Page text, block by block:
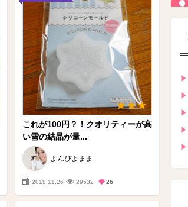
これが100円？！クオリティーが高
い雪の結晶が量...
よんぴよまま
2018.11.26 29532 26